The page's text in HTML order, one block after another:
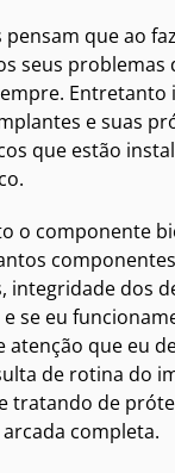
pensam que ao
seus problemas
Entretanto
e suas
que estão
o componente
integridade dos
se eu
atenção que eu
de rotina do
tratando de
completa.